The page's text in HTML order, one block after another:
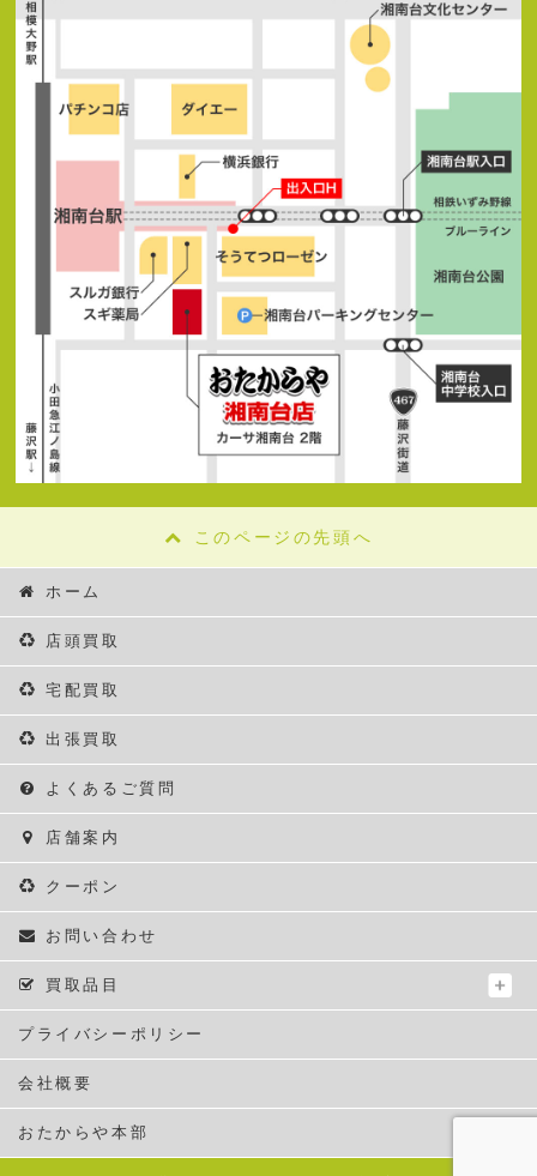
このページの先頭へ
ホーム
店頭買取
宅配買取
出張買取
よくあるご質問
店舗案内
クーポン
お問い合わせ
買取品目
プライバシーポリシー
会社概要
おたからや本部